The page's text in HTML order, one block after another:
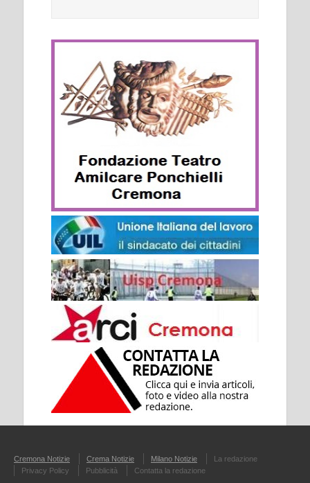
Cremona Notizie Crema Notizie Milano Notizie
La redazione
Privacy Policy
Pubblicità Contatta la redazione